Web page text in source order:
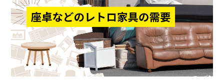
座卓などの家具を買取査定に出す際のポイント